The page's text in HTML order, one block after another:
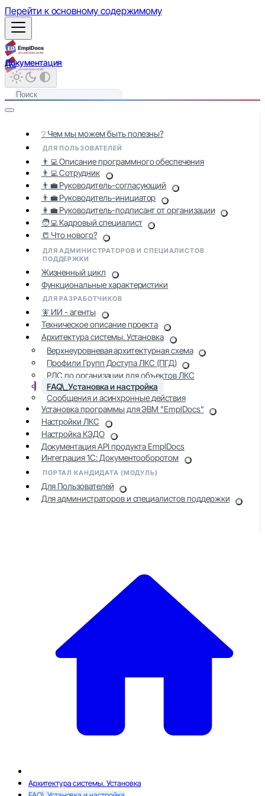
Перейти к основному содержимому
Документация
❔ Чем мы можем быть полезны?
ДЛЯ ПОЛЬЗОВАТЕЛЕЙ
👨‍💻 Описание программного обеспечения
👨‍💻 Сотрудник
👨‍💼 Руководитель-согласующий
👨‍💼 Руководитель-инициатор
👩‍💼 Руководитель-подписант от организации
🧑‍💻 Кадровый специалист
📒 Что нового?
ДЛЯ АДМИНИСТРАТОРОВ И СПЕЦИАЛИСТОВ
ПОДДЕРЖКИ
Жизненный цикл
Функциональные характеристики
ДЛЯ РАЗРАБОТЧИКОВ
🧚 ИИ - агенты
Техническое описание проекта
Архитектура системы. Установка
Верхнеуровневая архитектурная схема
Профили Групп Доступа ЛКС (ПГД)
РЛС по организации для объектов ЛКС
FAQ\_Установка и настройка
Сообщения и асинхронные действия
Установка программы для ЭВМ "EmplDocs"
Настройки ЛКС
Настройка КЭДО
Документация API продукта EmplDocs
Интеграция 1С: Документооборотом
ПОРТАЛ КАНДИДАТА (МОДУЛЬ)
Для Пользователей
Для администраторов и специалистов поддержки
Архитектура системы. Установка